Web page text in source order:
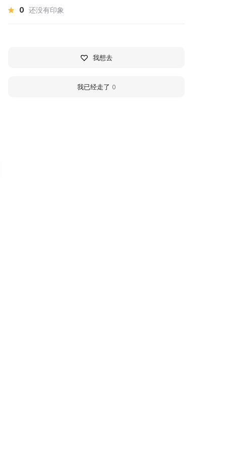
0 还没有印象
我想去
我已经走了 0